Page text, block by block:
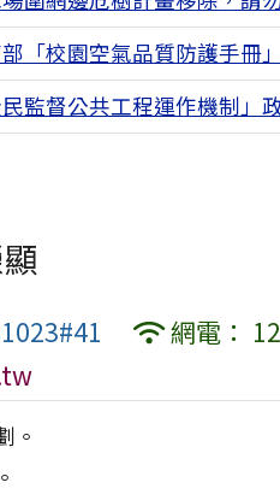
「校園空氣品質防護手冊」
民監督公共工程運作機制」
網電：
。